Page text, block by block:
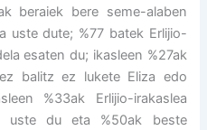
beraiek bere seme-alaben
uste dute; %77 batek Erlijio-
esaten du; ikasleen %27ak
balitz ez lukete Eliza edo
%33ak Erlijio-irakaslea
uste du eta %50ak beste